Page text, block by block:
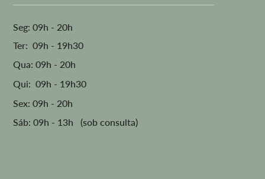
Seg: 09h - 20h
Ter: 09h - 19h30
Qua: 09h - 20h
Qui: 09h - 19h30
Sex: 09h - 20h
Sáb: 09h - 13h (sob consulta)